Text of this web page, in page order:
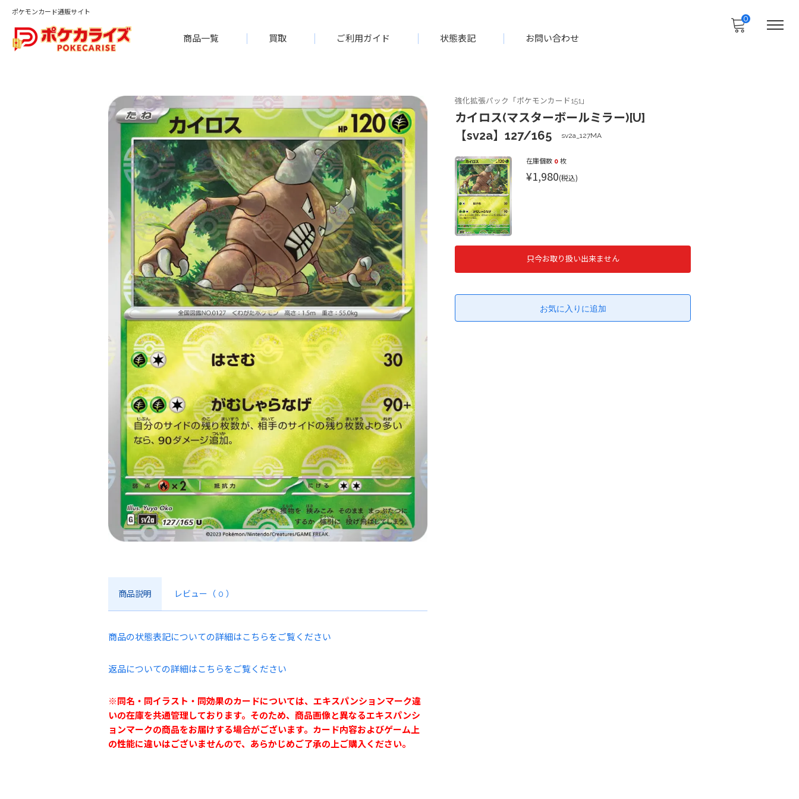
ポケモンカード通販サイト
商品一覧 買取 ご利用ガイド 状態表記 お問い合わせ
0
強化拡張パック「ポケモンカード151」
カイロス(マスターボールミラー)[U]
【sv2a】127/165
sv2a_127MA
在庫個数 0 枚
¥1,980(税込)
只今お取り扱い出来ません
商品説明 レビュー （ 0 ）
商品の状態表記についての詳細はこちらをご覧ください
返品についての詳細はこちらをご覧ください
※同名・同イラスト・同効果のカードについては、エキスパンションマーク違
いの在庫を共通管理しております。そのため、商品画像と異なるエキスパンシ
ョンマークの商品をお届けする場合がございます。カード内容およびゲーム上
の性能に違いはございませんので、あらかじめご了承の上ご購入ください。